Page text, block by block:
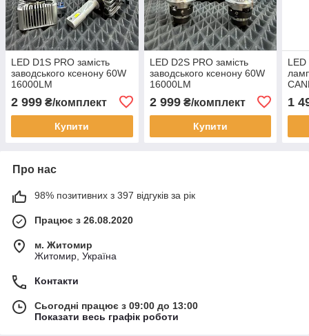
LED D1S PRO замість
заводського ксенону 60W
16000LM
2 999 ₴/комплект
Купити
LED D2S PRO замість
заводського ксенону 60W
16000LM
2 999₴/комплект
Купити
LED
1
Про нас
98% позитивних з 397 відгуків за рік
Працює з 26.08.2020
м. Житомир
Житомир, Україна
Контакти
Сьогодні працює з 09:00 до 13:00
Показати весь графік роботи